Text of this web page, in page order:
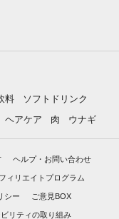
料
ソフトドリンク
ヘアケア 肉 ウナギ
ヘルプ・お問い合わせ
ィリエイトプログラム
シー ご意見BOX
リティの取り組み